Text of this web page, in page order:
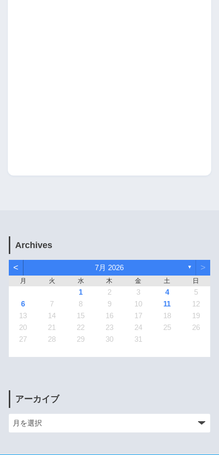
Archives
< 7月 2026 ▼ >
月 火 水 木 金 土 日
1 2 3 4
5
6
7 8 9 10 11
12
13
14 15 16 17 18
19
20
21 22 23 24 25
26
27
28 29 30 31
アーカイブ